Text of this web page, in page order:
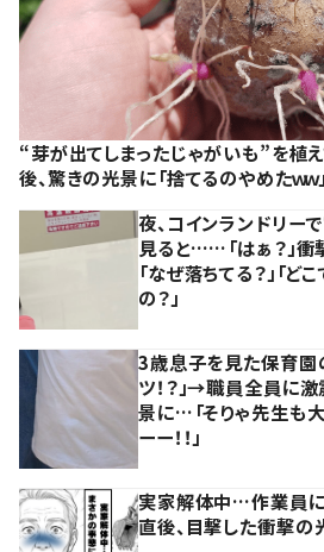
“芽が出てしまったじゃがいも”を
後、驚きの光景に「捨てるのやめたｗｗ
夜、コインランドリー
見ると……「はぁ？」衝
「なぜ落ちてる？」「
の？」
3歳息子を見た保育園
ツ！？」→職員全員に
景に…「そりゃ先生も
ーー！！」
実家解体中…作業員に
直後、目撃した衝撃の